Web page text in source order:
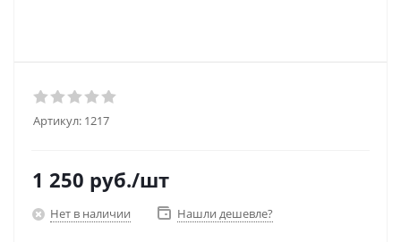
Артикул: 1217
1 250 руб./шт
Нет в наличии Нашли дешевле?